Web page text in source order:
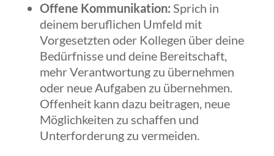
Offene Kommunikation: Sprich in
deinem beruflichen Umfeld mit
Vorgesetzten oder Kollegen über deine
Bedürfnisse und deine Bereitschaft,
mehr Verantwortung zu übernehmen
oder neue Aufgaben zu übernehmen.
Offenheit kann dazu beitragen, neue
Möglichkeiten zu schaffen und
Unterforderung zu vermeiden.